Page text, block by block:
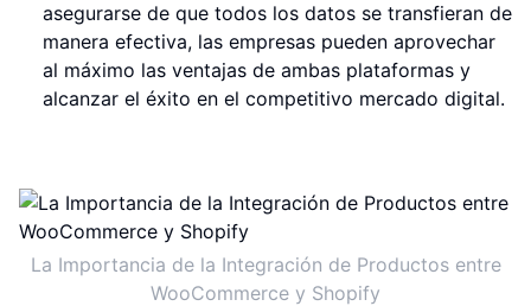
asegurarse de que todos los datos se transfieran de
manera efectiva, las empresas pueden aprovechar
al máximo las ventajas de ambas plataformas y
alcanzar el éxito en el competitivo mercado digital.
La Importancia de la Integración de Productos entre
WooCommerce y Shopify